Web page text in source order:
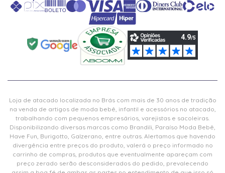
Loja de atacado localizada no Brás com mais de 30 anos de tradição
na venda de artigos de moda bebê, infantil e acessórios no atacado,
trabalhando com pequenos empresários, varejistas e sacoleiras.
Disponibilizando diversas marcas como Brandili, Paraíso Moda Bebê,
Have Fun, Burigotto, Galzerano, entre outras. Alertamos que havendo
divergência entre preços do produto, valerá o preço informado no
carrinho de compras, produtos que eventualmente apareçam com
preço zerado serão desconsiderados do pedido, prevalecendo